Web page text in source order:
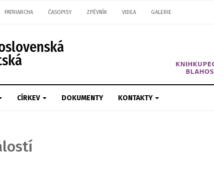
PATRIARCHA ČASOPISY ZPĚVNÍK VIDEA GALERIE
CÍRKEV DOKUMENTY KONTAKTY